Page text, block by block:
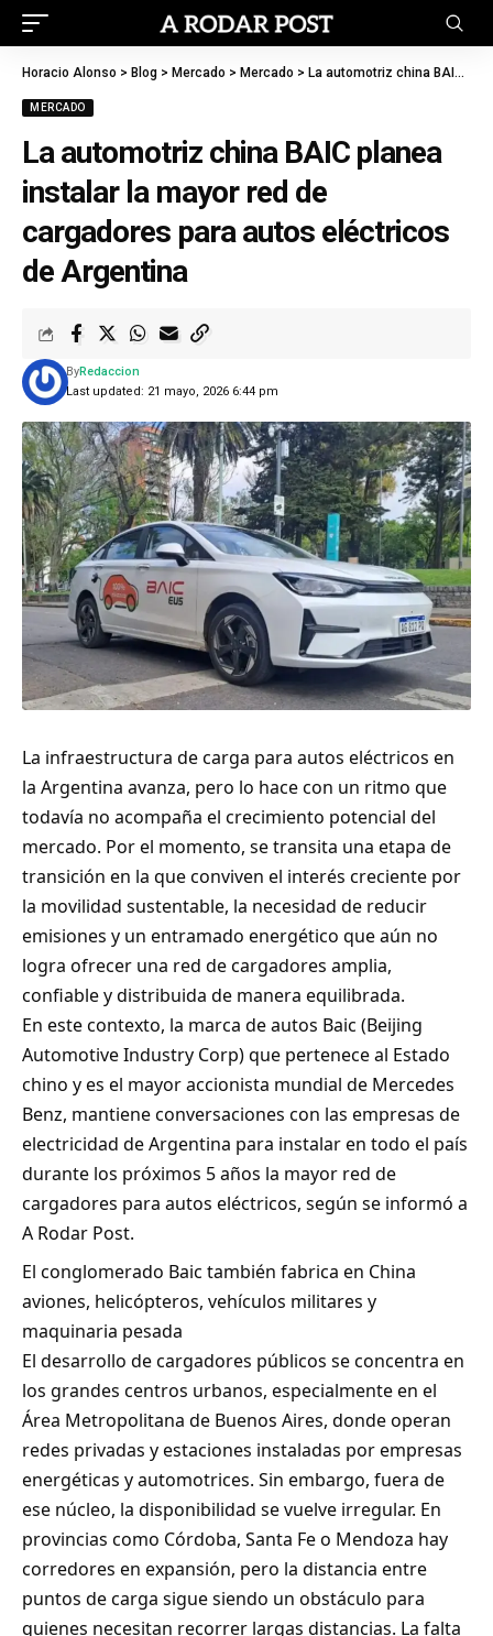
Horacio Alonso > Blog > Mercado > Mercado > La automotriz china BAIC planea instalar la mayor red de cargadores para autos eléctricos de Argentina
MERCADO
La automotriz china BAIC planea
instalar la mayor red de
cargadores para autos eléctricos
de Argentina
Last updated: 21 mayo, 2026 6:44 pm
ByRedaccion
La infraestructura de carga para autos eléctricos en
la Argentina avanza, pero lo hace con un ritmo que
todavía no acompaña el crecimiento potencial del
mercado. Por el momento, se transita una etapa de
transición en la que conviven el interés creciente por
la movilidad sustentable, la necesidad de reducir
emisiones y un entramado energético que aún no
logra ofrecer una red de cargadores amplia,
confiable y distribuida de manera equilibrada.
En este contexto, la marca de autos Baic (Beijing
Automotive Industry Corp) que pertenece al Estado
chino y es el mayor accionista mundial de Mercedes
Benz, mantiene conversaciones con las empresas de
electricidad de Argentina para instalar en todo el país
durante los próximos 5 años la mayor red de
cargadores para autos eléctricos, según se informó a
A Rodar Post.
El conglomerado Baic también fabrica en China
aviones, helicópteros, vehículos militares y
maquinaria pesada
El desarrollo de cargadores públicos se concentra en
los grandes centros urbanos, especialmente en el
Área Metropolitana de Buenos Aires, donde operan
redes privadas y estaciones instaladas por empresas
energéticas y automotrices. Sin embargo, fuera de
ese núcleo, la disponibilidad se vuelve irregular. En
provincias como Córdoba, Santa Fe o Mendoza hay
corredores en expansión, pero la distancia entre
puntos de carga sigue siendo un obstáculo para
quienes necesitan recorrer largas distancias. La falta